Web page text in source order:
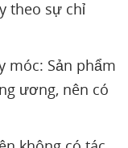
theo sự chỉ
móc: Sản phẩm
ương, nên có